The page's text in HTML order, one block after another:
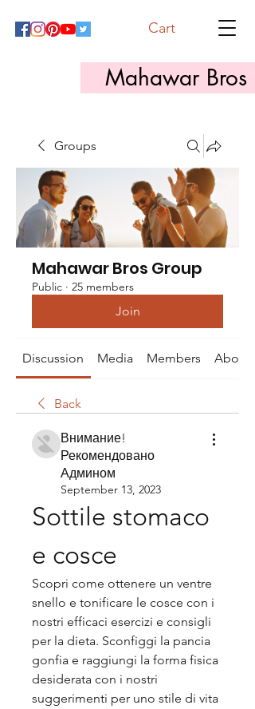
Mahawar Bros
Cart
Groups
Mahawar Bros Group
Public · 25 members
Join
Discussion Media Members About
Back
Внимание!
Рекомендовано
Админом
September 13, 2023
Sottile stomaco
e cosce
Scopri come ottenere un ventre
snello e tonificare le cosce con i
nostri efficaci esercizi e consigli
per la dieta. Sconfiggi la pancia
gonfia e raggiungi la forma fisica
desiderata con i nostri
suggerimenti per uno stile di vita